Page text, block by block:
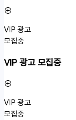
VIP 광고
모집중
VIP 광고 모집중
VIP 광고
모집중